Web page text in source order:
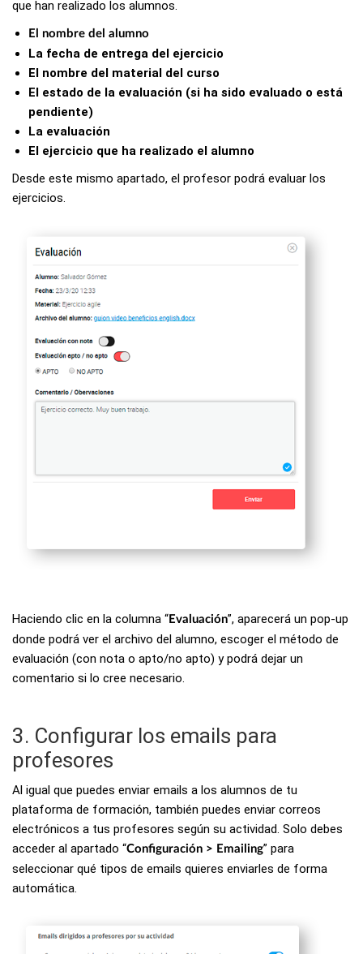
que han realizado los alumnos.
El nombre del alumno
La fecha de entrega del ejercicio
El nombre del material del curso
El estado de la evaluación (si ha sido evaluado o está
pendiente)
La evaluación
El ejercicio que ha realizado el alumno
Desde este mismo apartado, el profesor podrá evaluar los
ejercicios.
Haciendo clic en la columna “ Evaluación”, aparecerá un pop-up
donde podrá ver el archivo del alumno, escoger el método de
evaluación (con nota o apto/no apto) y podrá dejar un
comentario si lo cree necesario.
3. Configurar los emails para
profesores
Al igual que puedes enviar emails a los alumnos de tu
plataforma de formación, también puedes enviar correos
electrónicos a tus profesores según su actividad. Solo debes
acceder al apartado “Configuración > Emailing” para
seleccionar qué tipos de emails quieres enviarles de forma
automática.